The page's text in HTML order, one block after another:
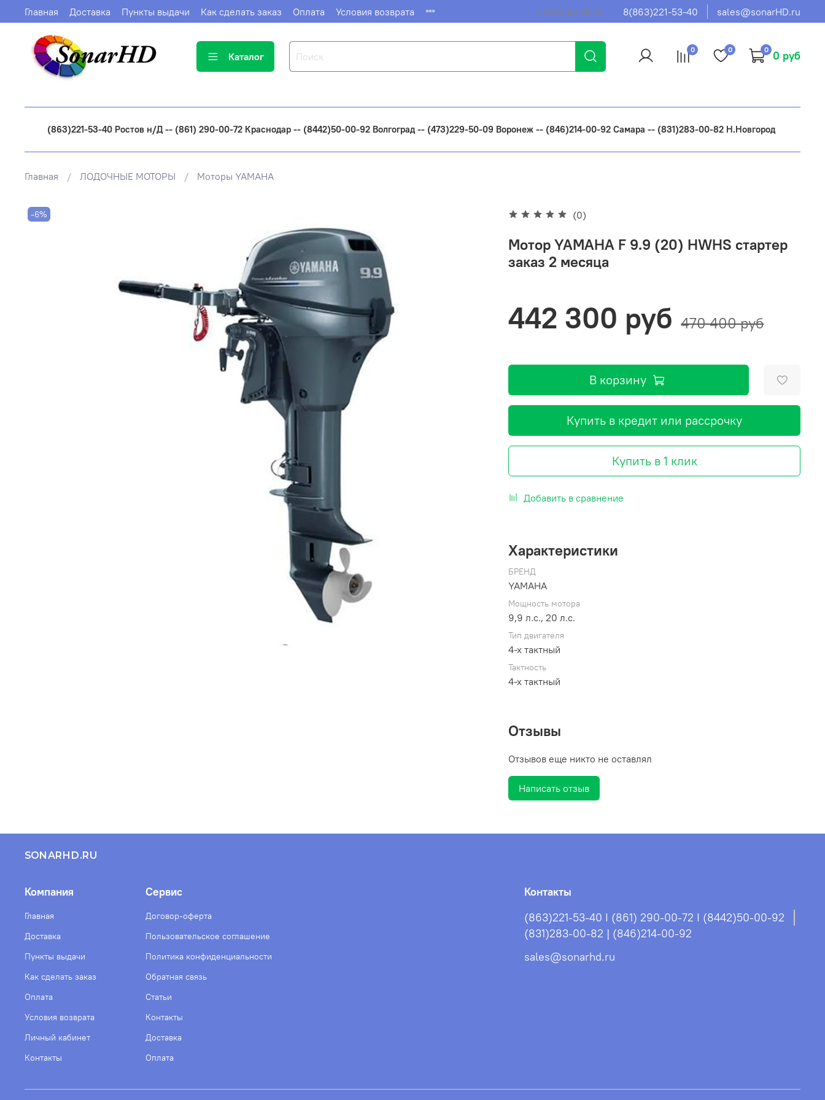
Главная Доставка Пункты выдачи Как сделать заказ Оплата Условия возврата с 9:00 до 19:00 8(863)221-53-40 sales@sonarHD.ru
Каталог
0 0 0 0 руб
(863)221-53-40 Ростов н/Д -- (861) 290-00-72 Краснодар -- (8442)50-00-92 Волгоград -- (473)229-50-09 Воронеж -- (846)214-00-92 Самара -- (831)283-00-82 Н.Новгород
Главная ЛОДОЧНЫЕ МОТОРЫ Моторы YAMAHA
-6% (0)
Мотор YAMAHA F 9.9 (20) HWHS стартер
заказ 2 месяца
442 300 руб 470 400 руб
В корзину
Купить в кредит или рассрочку
Купить в 1 клик
Добавить в сравнение
Характеристики
БРЕНД
YAMAHA
Мощность мотора
9,9 л.с., 20 л.с.
Тип двигателя
4-х тактный
Тактность
4-х тактный
Отзывы
Отзывов еще никто не оставлял
Написать отзыв
SONARHD.RU
Компания
Главная
Доставка
Пункты выдачи
Как сделать заказ
Оплата
Условия возврата
Личный кабинет
Контакты
Сервис
Договор-оферта
Пользовательское соглашение
Политика конфиденциальности
Обратная связь
Статьи
Контакты
Доставка
Оплата
Контакты
(863)221-53-40 I (861) 290-00-72 I (8442)50-00-92
(831)283-00-82 | (846)214-00-92
sales@sonarhd.ru